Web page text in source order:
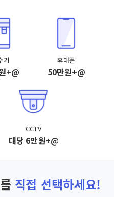
기
+@
휴대폰
50만원+@
CCTV
대당 6만원+@
직접 선택하세요!